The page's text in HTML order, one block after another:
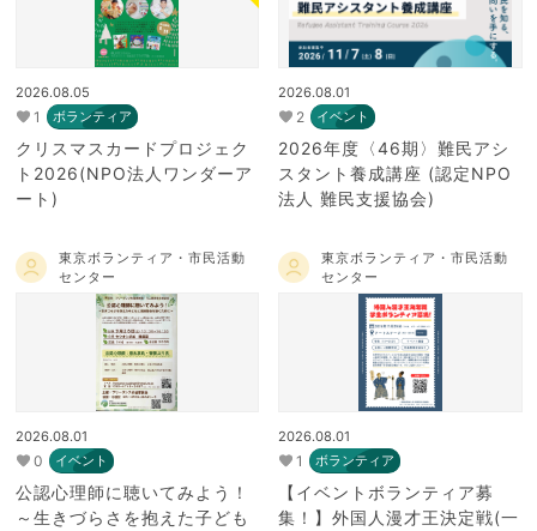
2026.08.05
1 ボランティア
クリスマスカードプロジェク
ト2026(NPO法人ワンダーア
ート)
2026.08.01
2 イベント
2026年度〈46期〉難民アシ
スタント養成講座 (認定NPO
法人 難民支援協会)
東京ボランティア・市民活動
センター
2026.08.01
0 イベント
公認心理師に聴いてみよう！
～生きづらさを抱えた子ども
東京ボランティア・市民活動
センター
2026.08.01
1 ボランティア
【イベントボランティア募
集！】外国人漫才王決定戦(一